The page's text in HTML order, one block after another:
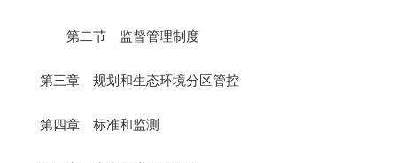
第二节 监督管理制度
第三章 规划和生态环境分区管控
第四章 标准和监测